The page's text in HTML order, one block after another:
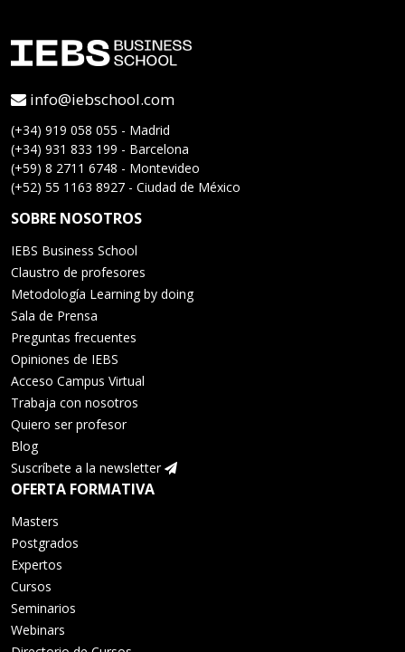
info@iebschool.com
(+34) 919 058 055 - Madrid
(+34) 931 833 199 - Barcelona
(+59) 8 2711 6748 - Montevideo
(+52) 55 1163 8927 - Ciudad de México
SOBRE NOSOTROS
IEBS Business School
Claustro de profesores
Metodología Learning by doing
Sala de Prensa
Preguntas frecuentes
Opiniones de IEBS
Acceso Campus Virtual
Trabaja con nosotros
Quiero ser profesor
Blog
Suscríbete a la newsletter
OFERTA FORMATIVA
Masters
Postgrados
Expertos
Cursos
Seminarios
Webinars